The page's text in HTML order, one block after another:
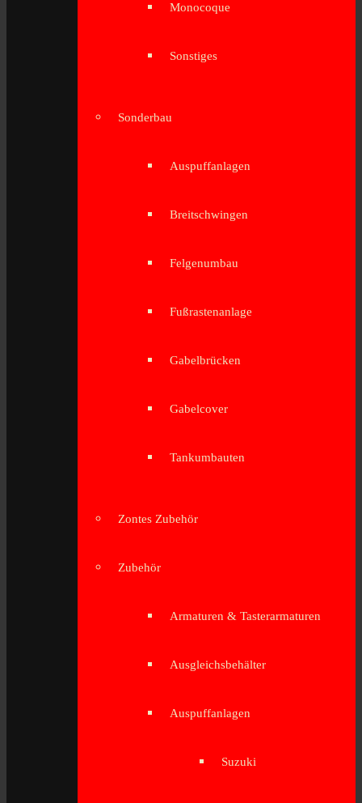
Monocoque
Sonstiges
Sonderbau
Auspuffanlagen
Breitschwingen
Felgenumbau
Fußrastenanlage
Gabelbrücken
Gabelcover
Tankumbauten
Zontes Zubehör
Zubehör
Armaturen & Tasterarmaturen
Ausgleichsbehälter
Auspuffanlagen
Suzuki